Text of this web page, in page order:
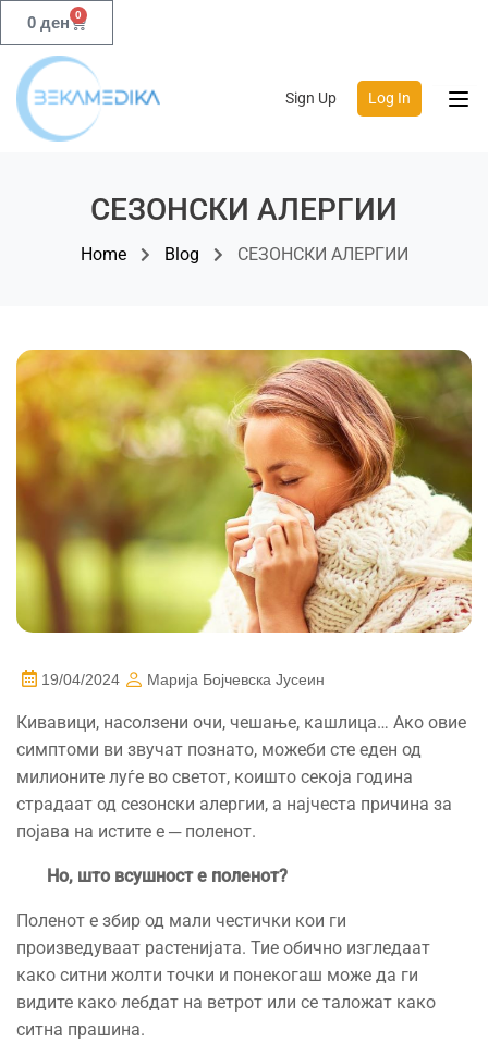
0 ден 0
Sign Up Log In
СЕЗОНСКИ АЛЕРГИИ
Home Blog СЕЗОНСКИ АЛЕРГИИ
19/04/2024 Марија Бојчевска Јусеин
Кивавици, насолзени очи, чешање, кашлица… Ако овие
симптоми ви звучат познато, можеби сте еден од
милионите луѓе во светот, коишто секоја година
страдаат од сезонски алергии, а најчеста причина за
појава на истите е ─ поленот.
Но, што всушност е поленот?
Поленот е збир од мали честички кои ги
произведуваат растенијата. Тие обично изгледаат
како ситни жолти точки и понекогаш може да ги
видите како лебдат на ветрот или се таложат како
ситна прашина.